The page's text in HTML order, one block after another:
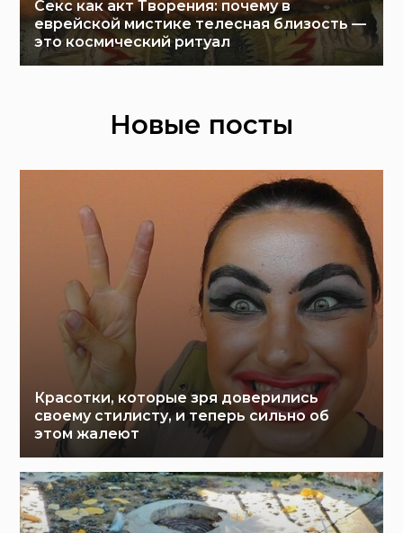
Секс как акт Творения: почему в
еврейской мистике телесная близость —
это космический ритуал
Новые посты
Красотки, которые зря доверились
своему стилисту, и теперь сильно об
этом жалеют